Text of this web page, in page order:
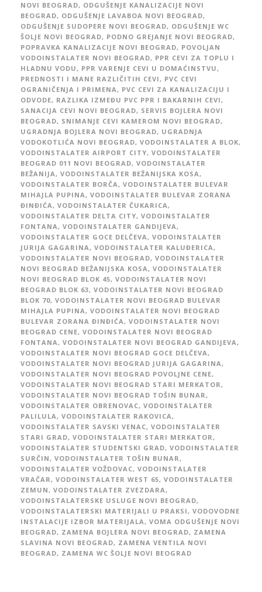
NOVI BEOGRAD, ODGUŠENJE KANALIZACIJE NOVI
BEOGRAD, ODGUŠENJE LAVABOA NOVI BEOGRAD,
ODGUŠENJE SUDOPERE NOVI BEOGRAD, ODGUŠENJE WC
ŠOLJE NOVI BEOGRAD, PODNO GREJANJE NOVI BEOGRAD,
POPRAVKA KANALIZACIJE NOVI BEOGRAD, POVOLJAN
VODOINSTALATER NOVI BEOGRAD, PPR CEVI ZA TOPLU I
HLADNU VODU, PPR VARENJE CEVI U DOMAĆINSTVU,
PREDNOSTI I MANE RAZLIČITIH CEVI, PVC CEVI
OGRANIČENJA I PRIMENA, PVC CEVI ZA KANALIZACIJU I
ODVODE, RAZLIKA IZMEĐU PVC PPR I BAKARNIH CEVI,
SANACIJA CEVI NOVI BEOGRAD, SERVIS BOJLERA NOVI
BEOGRAD, SNIMANJE CEVI KAMEROM NOVI BEOGRAD,
UGRADNJA BOJLERA NOVI BEOGRAD, UGRADNJA
VODOKOTLIĆA NOVI BEOGRAD, VODOINSTALATER A BLOK,
VODOINSTALATER AIRPORT CITY, VODOINSTALATER
BEOGRAD 011 NOVI BEOGRAD, VODOINSTALATER
BEŽANIJA, VODOINSTALATER BEŽANIJSKA KOSA,
VODOINSTALATER BORČA, VODOINSTALATER BULEVAR
MIHAJLA PUPINA, VODOINSTALATER BULEVAR ZORANA
ĐINĐIĆA, VODOINSTALATER ČUKARICA,
VODOINSTALATER DELTA CITY, VODOINSTALATER
FONTANA, VODOINSTALATER GANDIJEVA,
VODOINSTALATER GOCE DELČEVA, VODOINSTALATER
JURIJA GAGARINA, VODOINSTALATER KALUĐERICA,
VODOINSTALATER NOVI BEOGRAD, VODOINSTALATER
NOVI BEOGRAD BEŽANIJSKA KOSA, VODOINSTALATER
NOVI BEOGRAD BLOK 45, VODOINSTALATER NOVI
BEOGRAD BLOK 63, VODOINSTALATER NOVI BEOGRAD
BLOK 70, VODOINSTALATER NOVI BEOGRAD BULEVAR
MIHAJLA PUPINA, VODOINSTALATER NOVI BEOGRAD
BULEVAR ZORANA ĐINĐIĆA, VODOINSTALATER NOVI
BEOGRAD CENE, VODOINSTALATER NOVI BEOGRAD
FONTANA, VODOINSTALATER NOVI BEOGRAD GANDIJEVA,
VODOINSTALATER NOVI BEOGRAD GOCE DELČEVA,
VODOINSTALATER NOVI BEOGRAD JURIJA GAGARINA,
VODOINSTALATER NOVI BEOGRAD POVOLJNE CENE,
VODOINSTALATER NOVI BEOGRAD STARI MERKATOR,
VODOINSTALATER NOVI BEOGRAD TOŠIN BUNAR,
VODOINSTALATER OBRENOVAC, VODOINSTALATER
PALILULA, VODOINSTALATER RAKOVICA,
VODOINSTALATER SAVSKI VENAC, VODOINSTALATER
STARI GRAD, VODOINSTALATER STARI MERKATOR,
VODOINSTALATER STUDENTSKI GRAD, VODOINSTALATER
SURČIN, VODOINSTALATER TOŠIN BUNAR,
VODOINSTALATER VOŽDOVAC, VODOINSTALATER
VRAČAR, VODOINSTALATER WEST 65, VODOINSTALATER
ZEMUN, VODOINSTALATER ZVEZDARA,
VODOINSTALATERSKE USLUGE NOVI BEOGRAD,
VODOINSTALATERSKI MATERIJALI U PRAKSI, VODOVODNE
INSTALACIJE IZBOR MATERIJALA, VOMA ODGUŠENJE NOVI
BEOGRAD, ZAMENA BOJLERA NOVI BEOGRAD, ZAMENA
SLAVINA NOVI BEOGRAD, ZAMENA VENTILA NOVI
BEOGRAD, ZAMENA WC ŠOLJE NOVI BEOGRAD